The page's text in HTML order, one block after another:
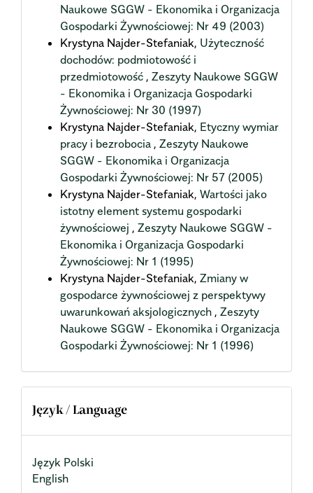
Naukowe SGGW - Ekonomika i Organizacja
Gospodarki Żywnościowej: Nr 49 (2003)
Krystyna Najder-Stefaniak, Użyteczność
dochodów: podmiotowość i
przedmiotowość , Zeszyty Naukowe SGGW
- Ekonomika i Organizacja Gospodarki
Żywnościowej: Nr 30 (1997)
Krystyna Najder-Stefaniak, Etyczny wymiar
pracy i bezrobocia , Zeszyty Naukowe
SGGW - Ekonomika i Organizacja
Gospodarki Żywnościowej: Nr 57 (2005)
Krystyna Najder-Stefaniak, Wartości jako
istotny element systemu gospodarki
żywnościowej , Zeszyty Naukowe SGGW -
Ekonomika i Organizacja Gospodarki
Żywnościowej: Nr 1 (1995)
Krystyna Najder-Stefaniak, Zmiany w
gospodarce żywnościowej z perspektywy
uwarunkowań aksjologicznych , Zeszyty
Naukowe SGGW - Ekonomika i Organizacja
Gospodarki Żywnościowej: Nr 1 (1996)
Język / Language
Język Polski
English